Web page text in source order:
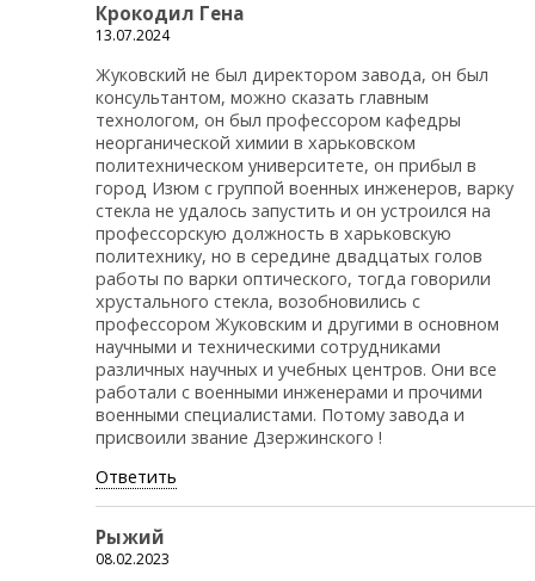
Крокодил Гена
13.07.2024
Жуковский не был директором завода, он был
консультантом, можно сказать главным
технологом, он был профессором кафедры
неорганической химии в харьковском
политехническом университете, он прибыл в
город Изюм с группой военных инженеров, варку
стекла не удалось запустить и он устроился на
профессорскую должность в харьковскую
политехнику, но в середине двадцатых голов
работы по варки оптического, тогда говорили
хрустального стекла, возобновились с
профессором Жуковским и другими в основном
научными и техническими сотрудниками
различных научных и учебных центров. Они все
работали с военными инженерами и прочими
военными специалистами. Потому завода и
присвоили звание Дзержинского !
Ответить
Рыжий
08.02.2023